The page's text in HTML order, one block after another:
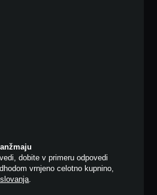
dobite v primeru odpovedi
vrnjeno celotno kupnino,
.